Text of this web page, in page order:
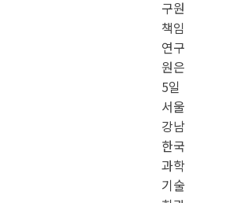
라며
"한국
도 제
2의
우주
인을
키워
야 한
다"고
말했